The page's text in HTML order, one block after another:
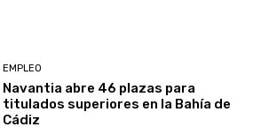
EMPLEO
Navantia abre 46 plazas para
titulados superiores en la Bahía de
Cádiz